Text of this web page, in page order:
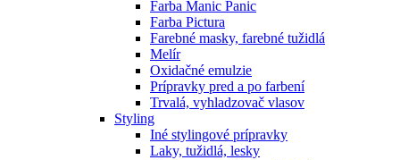
Farba Manic Panic
Farba Pictura
Farebné masky, farebné tužidlá
Melír
Oxidačné emulzie
Prípravky pred a po farbení
Trvalá, vyhladzovač vlasov
Styling
Iné stylingové prípravky
Laky, tužidlá, lesky